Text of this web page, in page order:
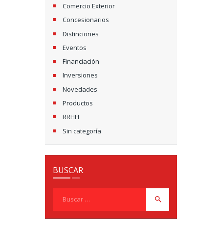
Comercio Exterior
Concesionarios
Distinciones
Eventos
Financiación
Inversiones
Novedades
Productos
RRHH
Sin categoría
BUSCAR